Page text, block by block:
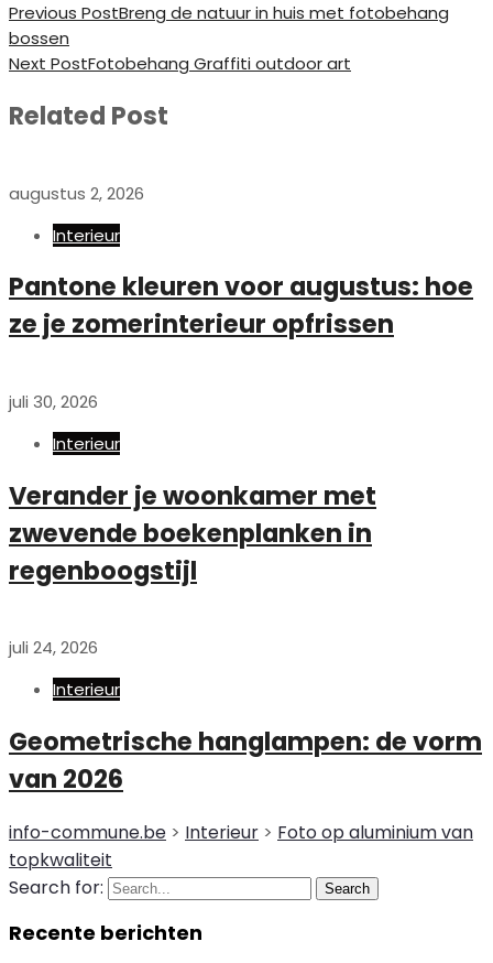
Previous PostBreng de natuur in huis met fotobehang
bossen
Next PostFotobehang Graffiti outdoor art
Related Post
augustus 2, 2026
Interieur
Pantone kleuren voor augustus: hoe
ze je zomerinterieur opfrissen
juli 30, 2026
Interieur
Verander je woonkamer met
zwevende boekenplanken in
regenboogstijl
juli 24, 2026
Interieur
Geometrische hanglampen: de vorm
van 2026
info-commune.be > Interieur > Foto op aluminium van
topkwaliteit
Search for:
Search
Recente berichten